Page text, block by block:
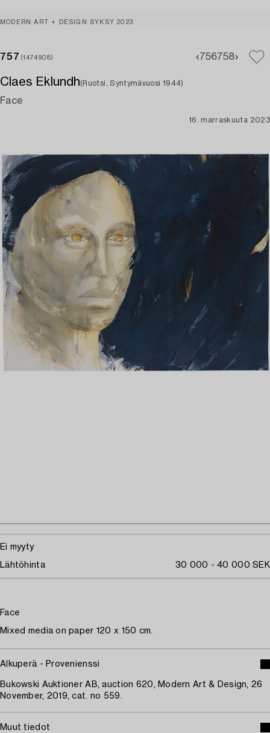
MODERN ART + DESIGN SYKSY 2023
757 (1474908) 756758
Claes Eklundh(Ruotsi, Syntymävuosi 1944)
Face
16. marraskuuta 2023
Ei myyty
Lähtöhinta 30 000 - 40 000 SEK
Face
Mixed media on paper 120 x 150 cm.
Alkuperä - Provenienssi
Bukowski Auktioner AB, auction 620, Modern Art & Design, 26
November, 2019, cat. no 559.
Muut tiedot